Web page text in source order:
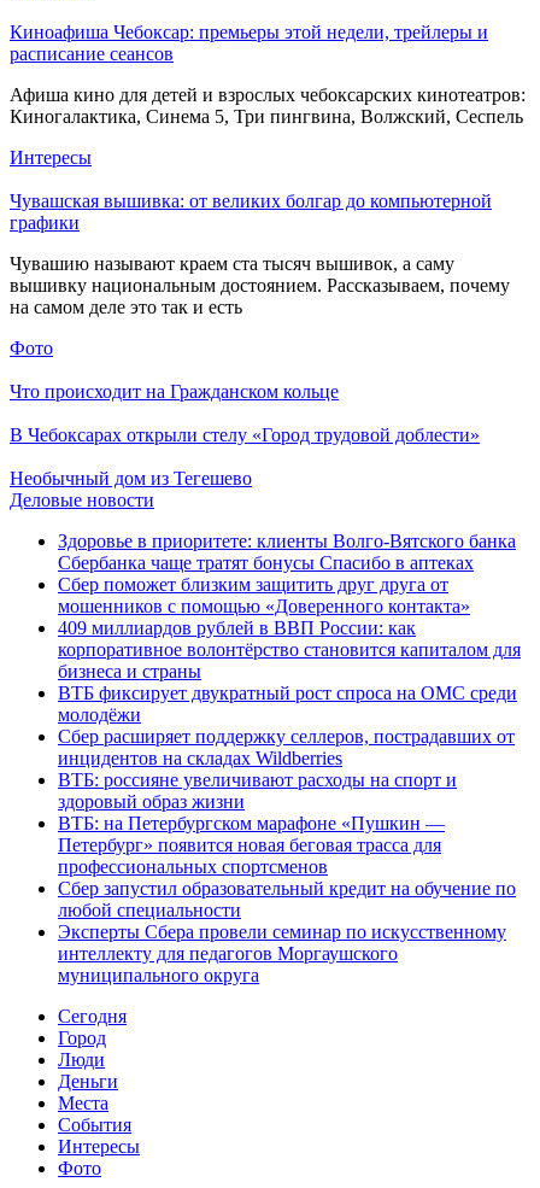
Киноафиша Чебоксар: премьеры этой недели, трейлеры и
расписание сеансов
Афиша кино для детей и взрослых чебоксарских кинотеатров:
Киногалактика, Синема 5, Три пингвина, Волжский, Сеспель
Интересы
Чувашская вышивка: от великих болгар до компьютерной
графики
Чувашию называют краем ста тысяч вышивок, а саму
вышивку национальным достоянием. Рассказываем, почему
на самом деле это так и есть
Фото
Что происходит на Гражданском кольце
В Чебоксарах открыли стелу «Город трудовой доблести»
Необычный дом из Тегешево
Деловые новости
Здоровье в приоритете: клиенты Волго-Вятского банка
Сбербанка чаще тратят бонусы Спасибо в аптеках
Сбер поможет близким защитить друг друга от
мошенников с помощью «Доверенного контакта»
409 миллиардов рублей в ВВП России: как
корпоративное волонтёрство становится капиталом для
бизнеса и страны
ВТБ фиксирует двукратный рост спроса на ОМС среди
молодёжи
Сбер расширяет поддержку селлеров, пострадавших от
инцидентов на складах Wildberries
ВТБ: россияне увеличивают расходы на спорт и
здоровый образ жизни
ВТБ: на Петербургском марафоне «Пушкин —
Петербург» появится новая беговая трасса для
профессиональных спортсменов
Сбер запустил образовательный кредит на обучение по
любой специальности
Эксперты Сбера провели семинар по искусственному
интеллекту для педагогов Моргаушского
муниципального округа
Cегодня
Город
Люди
Деньги
Места
События
Интересы
Фото